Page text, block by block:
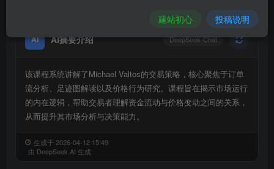
AI AI摘要介绍 DeepSeek-Chat
该课程系统讲解了Michael Valtos的交易策略，核心聚焦于订单
流分析、足迹图解读以及价格行为研究。课程旨在揭示市场运行
的内在逻辑，帮助交易者理解资金流动与价格变动之间的关系，
从而提升其市场分析与决策能力。
生成于 2026-04-12 15:49
由 DeepSeek AI 生成
建站初心 投稿说明